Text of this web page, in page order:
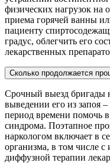
физических нагрузок на
приема горячей ванны
пациенту
градус, облегчить его
лекарственных
Сколько продолжается
Срочный выезд бригады
выведении его из запоя
период времени помочь
синдрома. Поэтапное
наркологом включает в
организма, в том числе
диффузной терапии